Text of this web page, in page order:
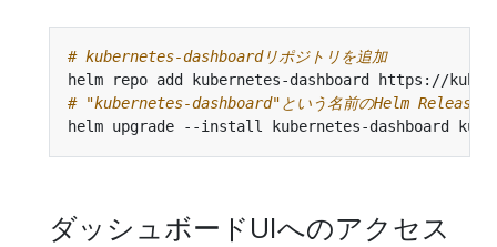
# kubernetes-dashboardリポジトリを追加
# "kubernetes-dashboard"という名前のHelm Release
ダッシュボードUIへのアクセス